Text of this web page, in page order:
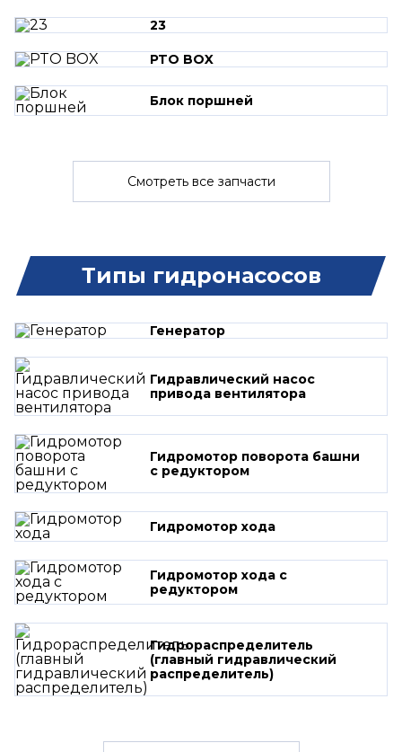
23
PTO BOX
Блок поршней
Смотреть все запчасти
Типы гидронасосов
Генератор
Гидравлический насос
привода вентилятора
Гидромотор поворота башни
с редуктором
Гидромотор хода
Гидромотор хода с
редуктором
Гидрораспределитель
(главный гидравлический
распределитель)